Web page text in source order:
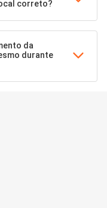
correto?
da
durante